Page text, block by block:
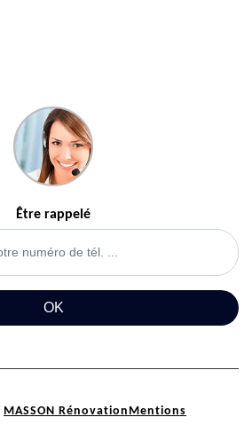
Être rappelé
MASSON Rénovation Mentions